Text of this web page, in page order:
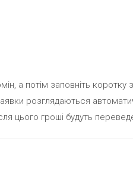
а потім заповніть
розглядаються
цього гроші будуть